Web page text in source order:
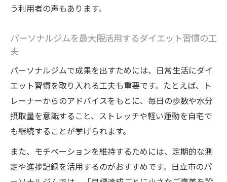
う利用者の声もあります。
パーソナルジムを最大限活用するダイエット習慣の工
夫
パーソナルジムで成果を出すためには、日常生活にダイ
エット習慣を取り入れる工夫も重要です。たとえば、ト
レーナーからのアドバイスをもとに、毎日の歩数や水分
摂取量を意識すること、ストレッチや軽い運動を自宅で
も継続することが挙げられます。
また、モチベーションを維持するためには、定期的な測
定や進捗記録を活用するのがおすすめです。日立市のパ